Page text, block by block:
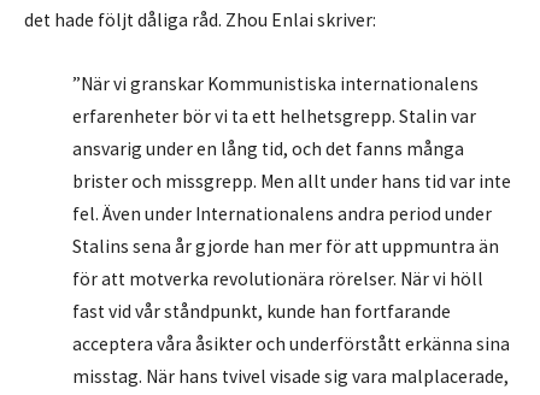
det hade följt dåliga råd. Zhou Enlai skriver:
”När vi granskar Kommunistiska internationalens
erfarenheter bör vi ta ett helhetsgrepp. Stalin var
ansvarig under en lång tid, och det fanns många
brister och missgrepp. Men allt under hans tid var inte
fel. Även under Internationalens andra period under
Stalins sena år gjorde han mer för att uppmuntra än
för att motverka revolutionära rörelser. När vi höll
fast vid vår ståndpunkt, kunde han fortfarande
acceptera våra åsikter och underförstått erkänna sina
misstag. När hans tvivel visade sig vara malplacerade,